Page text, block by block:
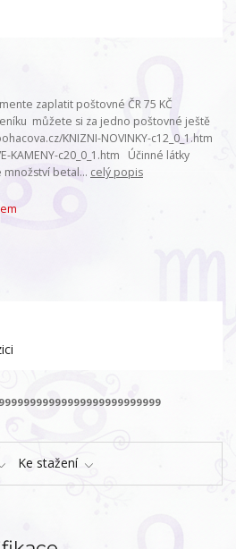
zaplatit poštovné ČR 75 KČ
můžete si za jedno poštovné ještě
KNIZNI-NOVINKY-c12_0_1.htm
KAMENY-c20_0_1.htm Účinné látky
betal... celý popis
99999999999999999999999999
Ke stažení